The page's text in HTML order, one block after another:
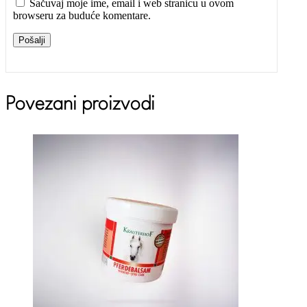
Sačuvaj moje ime, email i web stranicu u ovom
browseru za buduće komentare.
Pošalji
Povezani proizvodi